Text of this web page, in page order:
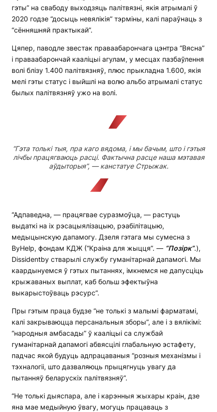
гэты” на свабоду выходзяць палітвязні, якія атрымалі ў
2020 годзе “досыць невялікія” тэрміны, калі параўнаць з
“сённяшняй практыкай”.
Цяпер, паводле звестак праваабарончага цэнтра “Вясна”
і праваабарончай кааліцыі агулам, у месцах пазбаўлення
волі блізу 1.400 палітвязняў, плюс прыкладна 1.600, якія
мелі гэты статус і выйшлі на волю альбо атрымалі статус
былых палітвязняў ужо на волі.
“Гэта толькі тыя, пра каго вядома, і мы бачым, што і гэтыя
лічбы працягваюць расці. Фактычна расце наша мэтавая
аўдыторыя”, — канстатуе Стрыжак.
“Адпаведна, — працягвае суразмоўца, — растуць
выдаткі на іх рэсацыялізацыю, рэабілітацыю,
медыцынскую дапамогу. Дзеля гэтага мы сумесна з
ByHelp, фондам КДЖ (“Краіна для жыцця”. — “Позірк”.),
Dissidentby стварылі службу гуманітарнай дапамогі. Мы
каардынуемся ў гэтых пытаннях, імкнемся не дапусціць
крыжаваных выплат, каб больш эфектыўна
выкарыстоўваць рэсурс”.
Пры гэтым праца будзе “не толькі з малымі фарматамі,
калі закрываюцца персанальныя зборы”, але і з вялікімі:
“народныя амбасады” ў кааліцыі са службай
гуманітарнай дапамогі абвясцілі глабальную эстафету,
падчас якой будуць адпрацаваныя “розныя механізмы і
тэхналогіі, што дазваляюць прыцягнуць увагу да
пытанняў беларускіх палітвязняў”.
“Не толькі дыяспара, але і карэнныя жыхары краін, дзе
яна мае медыйную ўвагу, могуць працаваць з